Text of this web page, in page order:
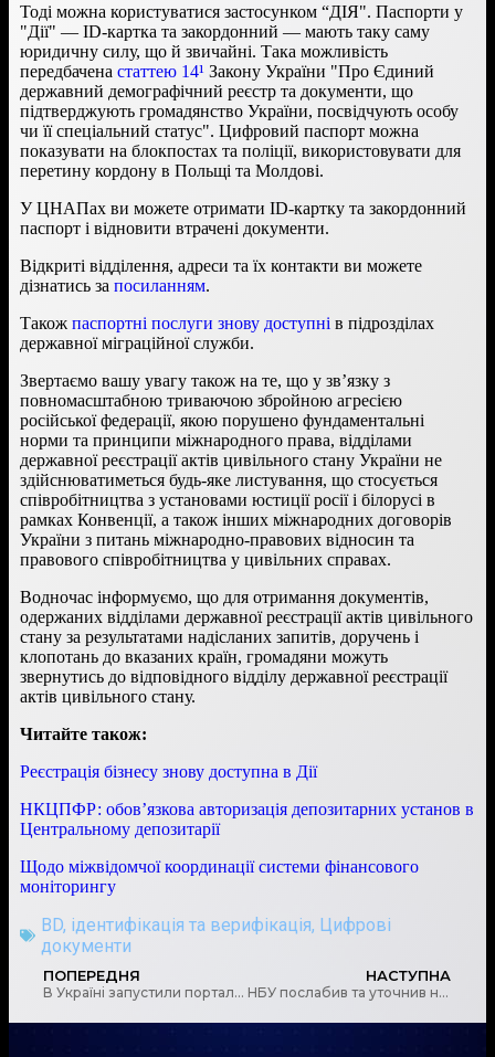
Тоді можна користуватися застосунком “ДІЯ". Паспорти у
"Дії" — ID-картка та закордонний — мають таку саму
юридичну силу, що й звичайні. Така можливість
передбачена статтею 14¹ Закону України "Про Єдиний
державний демографічний реєстр та документи, що
підтверджують громадянство України, посвідчують особу
чи її спеціальний статус". Цифровий паспорт можна
показувати на блокпостах та поліції, використовувати для
перетину кордону в Польщі та Молдові.
У ЦНАПах ви можете отримати ID-картку та закордонний
паспорт і відновити втрачені документи.
Відкриті відділення, адреси та їх контакти ви можете
дізнатись за посиланням.
Також паспортні послуги знову доступні в підрозділах
державної міграційної служби.
Звертаємо вашу увагу також на те, що у зв’язку з
повномасштабною триваючою збройною агресією
російської федерації, якою порушено фундаментальні
норми та принципи міжнародного права, відділами
державної реєстрації актів цивільного стану України не
здійснюватиметься будь-яке листування, що стосується
співробітництва з установами юстиції росії і білорусі в
рамках Конвенції, а також інших міжнародних договорів
України з питань міжнародно-правових відносин та
правового співробітництва у цивільних справах.
Водночас інформуємо, що для отримання документів,
одержаних відділами державної реєстрації актів цивільного
стану за результатами надісланих запитів, доручень і
клопотань до вказаних країн, громадяни можуть
звернутись до відповідного відділу державної реєстрації
актів цивільного стану.
Читайте також:
Реєстрація бізнесу знову доступна в Дії
НКЦПФР: обов’язкова авторизація депозитарних установ в
Центральному депозитарії
Щодо міжвідомчої координації системи фінансового
моніторингу
BD, ідентифікація та верифікація, Цифрові
документи
ПОПЕРЕДНЯ
В Україні запустили портал «Війна і санкції», аби запровадити санкції до якомога більшої кількості співучасників війни РФ проти України
НАСТУПНА
НБУ послабив та уточнив низку обмежень на операції в іноземній валюті